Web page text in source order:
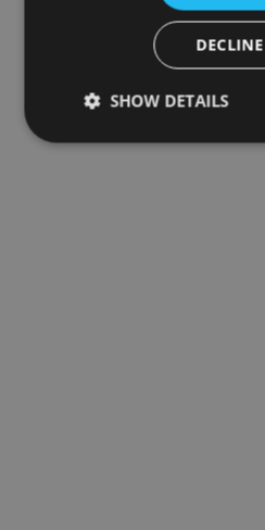
SHOW DETAILS